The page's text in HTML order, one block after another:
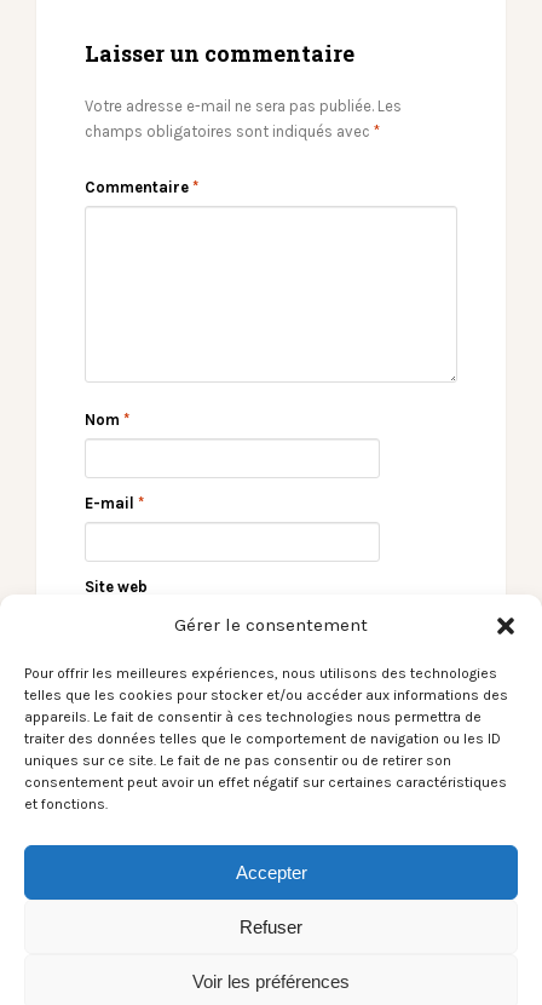
Gérer le consentement
Pour offrir les meilleures expériences, nous utilisons des technologies
telles que les cookies pour stocker et/ou accéder aux informations des
appareils. Le fait de consentir à ces technologies nous permettra de
traiter des données telles que le comportement de navigation ou les ID
uniques sur ce site. Le fait de ne pas consentir ou de retirer son
consentement peut avoir un effet négatif sur certaines caractéristiques
et fonctions.
Accepter
Refuser
Voir les préférences
Laisser un commentaire
Votre adresse e-mail ne sera pas publiée. Les
champs obligatoires sont indiqués avec *
Commentaire *
Nom *
E-mail *
Site web